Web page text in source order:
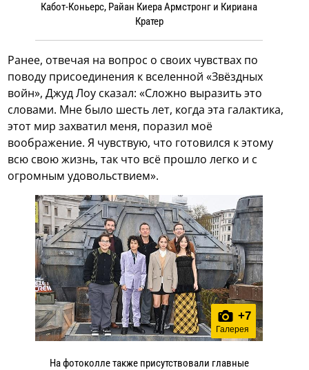
Кабот-Коньерс, Райан Киера Армстронг и Кириана
Кратер
Ранее, отвечая на вопрос о своих чувствах по
поводу присоединения к вселенной «Звёздных
войн», Джуд Лоу сказал: «Сложно выразить это
словами. Мне было шесть лет, когда эта галактика,
этот мир захватил меня, поразил моё
воображение. Я чувствую, что готовился к этому
всю свою жизнь, так что всё прошло легко и с
огромным удовольствием».
+7
Галерея
На фотоколле также присутствовали главные